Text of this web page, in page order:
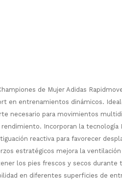
de Mujer Adidas
en entrenamientos dinámicos.
necesario para movimientos
Incorporan la tecnología
reactiva para favorecer
estratégicos mejora la
los pies frescos y secos
en diferentes superficies de
Comprá
en 12
*
Verifica